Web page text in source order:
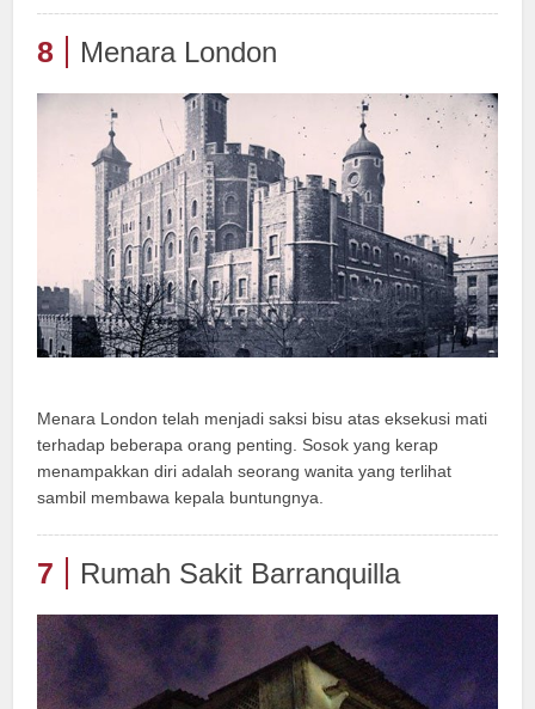
8 Menara London
Menara London telah menjadi saksi bisu atas eksekusi mati
terhadap beberapa orang penting. Sosok yang kerap
menampakkan diri adalah seorang wanita yang terlihat
sambil membawa kepala buntungnya.
7 Rumah Sakit Barranquilla